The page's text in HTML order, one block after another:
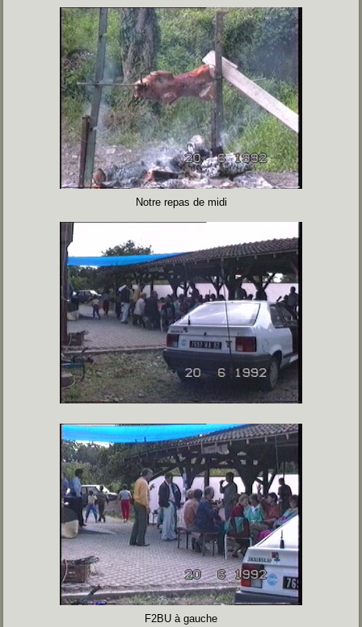
Notre repas de midi
F2BU à gauche